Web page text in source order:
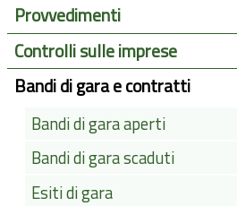
Provvedimenti
Controlli sulle imprese
Bandi di gara e contratti
Bandi di gara aperti
Bandi di gara scaduti
Esiti di gara